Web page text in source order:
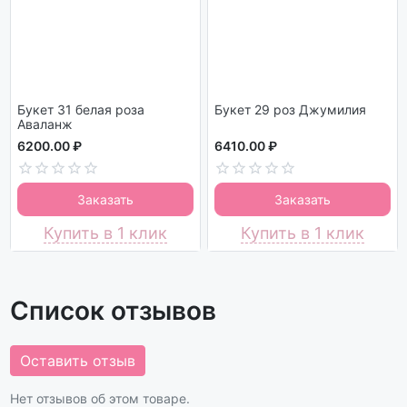
Букет 31 белая роза
Аваланж
6200.00 ₽
Заказать
Купить в 1 клик
Букет 29 роз Джумилия
6410.00 ₽
Заказать
Купить в 1 клик
Список отзывов
Оставить отзыв
Нет отзывов об этом товаре.